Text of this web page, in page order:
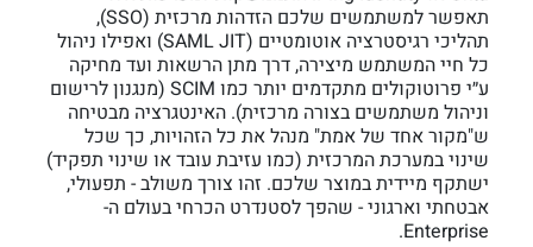
תאפשר למשתמשים שלכם הזדהות מרכזית (SSO),
תהליכי רגיסטרציה אוטומטיים (SAML JIT) ואפילו ניהול
כל חיי המשתמש מיצירה, דרך מתן הרשאות ועד מחיקה
ע״י פרוטוקולים מתקדמים יותר כמו SCIM (מנגנון לרישום
וניהול משתמשים בצורה מרכזית). האינטגרציה מבטיחה
ש"מקור אחד של אמת" מנהל את כל הזהויות, כך שכל
שינוי במערכת המרכזית (כמו עזיבת עובד או שינוי תפקיד)
ישתקף מיידית במוצר שלכם. זהו צורך משולב - תפעולי,
אבטחתי וארגוני - שהפך לסטנדרט הכרחי בעולם ה-
Enterprise.